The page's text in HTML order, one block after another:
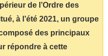
de l’Ordre des
à l’été 2021, un groupe
des principaux
répondre à cette